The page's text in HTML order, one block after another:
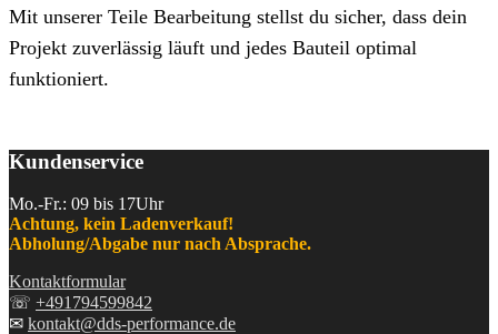
Mit unserer Teile Bearbeitung stellst du sicher, dass dein
Projekt zuverlässig läuft und jedes Bauteil optimal
funktioniert.
Kundenservice
Mo.-Fr.: 09 bis 17Uhr
Achtung, kein Ladenverkauf!
Abholung/Abgabe nur nach Absprache.
Kontaktformular
☏ +491794599842
✉ kontakt@dds-performance.de